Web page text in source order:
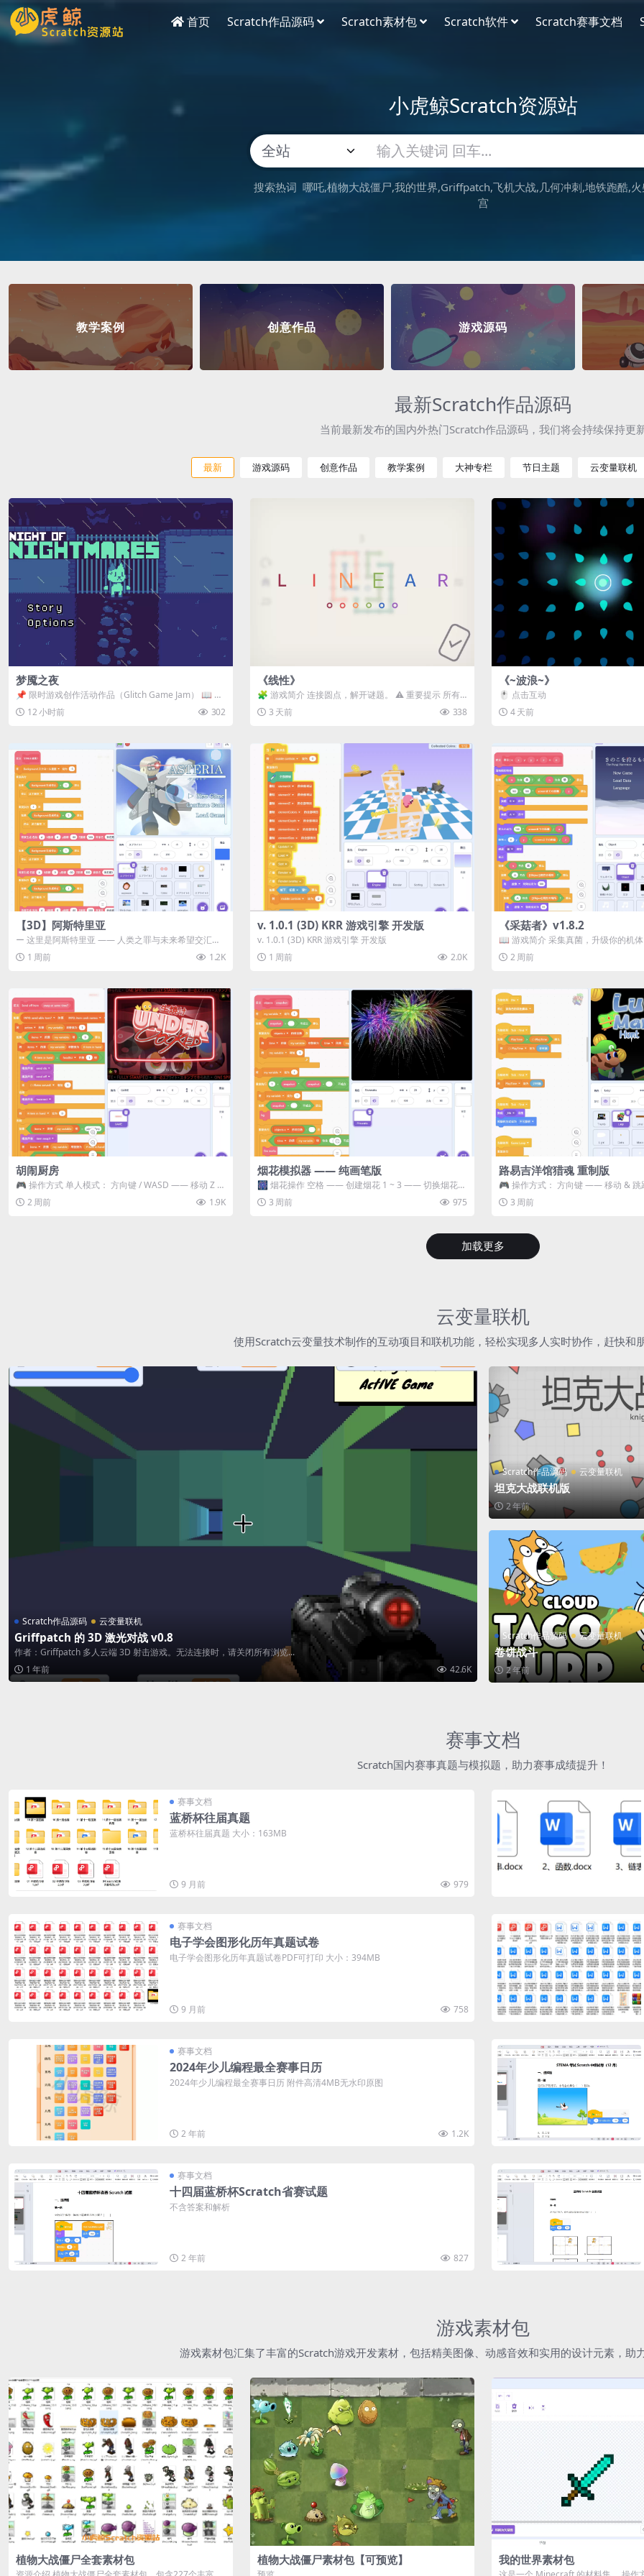
首页 Scratch作品源码 Scratch素材包 Scratch软件 Scratch赛事文档
小虎鲸Scratch资源站
搜索热词 哪吒 植物大战僵尸 我的世界 Griffpatch 飞机大战 几何冲刺 地铁跑酷
宫
教学案例 创意作品 游戏源码
最新Scratch作品源码
当前最新发布的国内外热门Scratch作品源码，我们将会持续保持更
最新 游戏源码 创意作品 教学案例 大神专栏 节日主题 云变量联机
梦魇之夜
📌 限时游戏创作活动作品（Glitch Game Jam） 📖 故
事背景 怪物四...
12 小时前 302
《线性》
🧩 游戏简介 连接圆点，解开谜题。 ⚠️ 重要提示 所有
关卡均可通关，请确保使用...
3 天前 338
《~波浪~》
🖱️ 点击互动
4 天前
【3D】阿斯特里亚
ー 这里是阿斯特里亚 —— 人类之罪与未来希望交汇之
地 📖 游戏简介 《阿斯特里...
1 周前 1.2K
v. 1.0.1 (3D) KRR 游戏引擎 开发版
v. 1.0.1 (3D) KRR 游戏引擎 开发版
1 周前
2.0K
《采菇者》v1.8.2
📖 游戏简介 采集真菌，升级你的机
域探索。 这是一款静谧的探索冒...
2 周前
胡闹厨房
🎮 操作方式 单人模式： 方向键 / WASD —— 移动 Z /
K —— 抓...
2 周前 1.9K
烟花模拟器 —— 纯画笔版
🎆 烟花操作 空格 —— 创建烟花 1 ~ 3 —— 切换烟花类
型 普通烟花 嘶...
3 周前 975
路易吉洋馆猎魂 重制版
🎮 操作方式： 方向键 —— 移动 &
宝箱 将你...
3 周前
加载更多
云变量联机
使用Scratch云变量技术制作的互动项目和联机功能，轻松实现多人实时协作，赶快和
Scratch作品源码 云变量联机
Griffpatch 的 3D 激光对战 v0.8
作者：Griffpatch 多人云端 3D 射击游戏。无法连接时，请关闭所有浏览...
1 年前
42.6K
Scratch作品源码 云变量联机
坦克大战联机版
2 年前
Scratch作品源码 云变量联机
卷饼战斗
2 年前
赛事文档
Scratch国内赛事真题与模拟题，助力赛事成绩提升！
赛事文档
蓝桥杯往届真题
蓝桥杯往届真题 大小：163MB
9 月前 979
赛事文档
电子学会图形化历年真题试卷
电子学会图形化历年真题试卷PDF可打印 大小：394MB
9 月前 758
赛事文档
2024年少儿编程最全赛事日历
2024年少儿编程最全赛事日历 附件高清4MB无水印原图
2 年前 1.2K
赛事文档
十四届蓝桥杯Scratch省赛试题
不含答案和解析
2 年前 827
游戏素材包
游戏素材包汇集了丰富的Scratch游戏开发素材，包括精美图像、动感音效和实用的设计元素，助
植物大战僵尸全套素材包 植物大战僵尸素材包【可预览】 我的世界素材包